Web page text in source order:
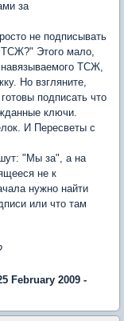
за
не подписывать
ТСЖ?" Этого мало,
навязываемого ТСЖ,
Но взгляните,
подписать что
ключи.
И Пересветы с
"Мы за", а на
не к
нужно найти
или что там
February 2009 -